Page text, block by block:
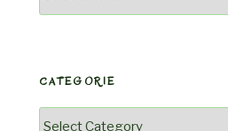
CATEGORIE
Categorie